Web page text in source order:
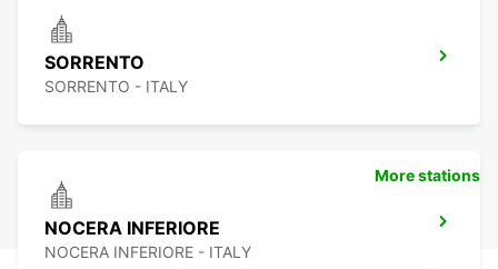
SORRENTO
SORRENTO - ITALY
NOCERA INFERIORE
NOCERA INFERIORE - ITALY
More stations